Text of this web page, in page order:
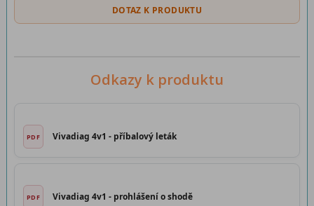
DOTAZ K PRODUKTU
Odkazy k produktu
Vivadiag 4v1 - příbalový leták
Vivadiag 4v1 - prohlášení o shodě